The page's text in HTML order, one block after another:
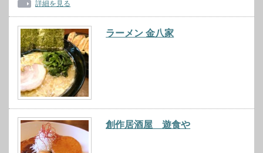
詳細を見る
ラーメン 金八家
創作居酒屋 遊食や